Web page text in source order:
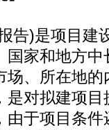
)是项目建
国家和地方
场、所在地
是对拟建项
由于项目条